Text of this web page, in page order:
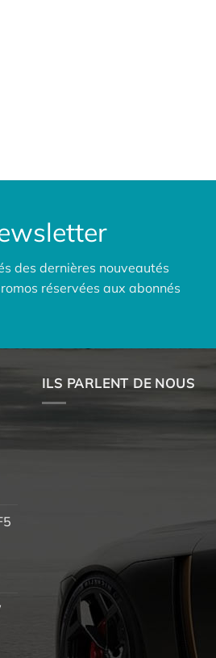
des dernières nouveautés
réservées aux abonnés
ILS PARLENT DE NOUS